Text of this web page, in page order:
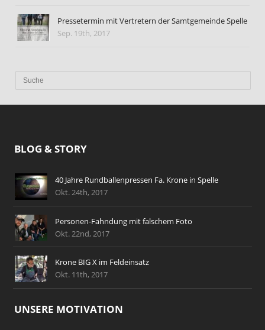
Pressetermin mit Vertretern der Samtgemeinde Spelle
Sep. 19th, 2017
BLOG & STORY
40 Jahre Rundballenpressen Fa. Krone in Spelle
Okt. 24th, 2017
Personen-Fahndung mit falschem Foto
Okt. 22nd, 2017
Krone BIG X im Feldeinsatz
Okt. 11th, 2017
UNSERE MOTIVATION